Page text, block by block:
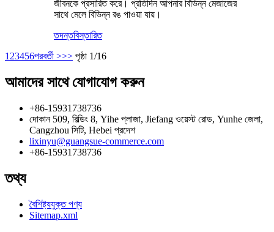
জীবনকে প্রসারিত করে। প্রতিদিন আপনার বিভিন্ন মেজাজের
সাথে মেলে বিভিন্ন রঙ পাওয়া যায়।
তদন্তবিস্তারিত
1 23456পরবর্তী >>> পৃষ্ঠা 1/16
আমাদের সাথে যোগাযোগ করুন
+86-15931738736
দোকান 509, বিল্ডিং 8, Yihe প্লাজা, Jiefang ওয়েস্ট রোড, Yunhe জেলা,
Cangzhou সিটি, Hebei প্রদেশ
lixinyu@guangsue-commerce.com
+86-15931738736
তথ্য
বৈশিষ্ট্যযুক্ত পণ্য
Sitemap.xml